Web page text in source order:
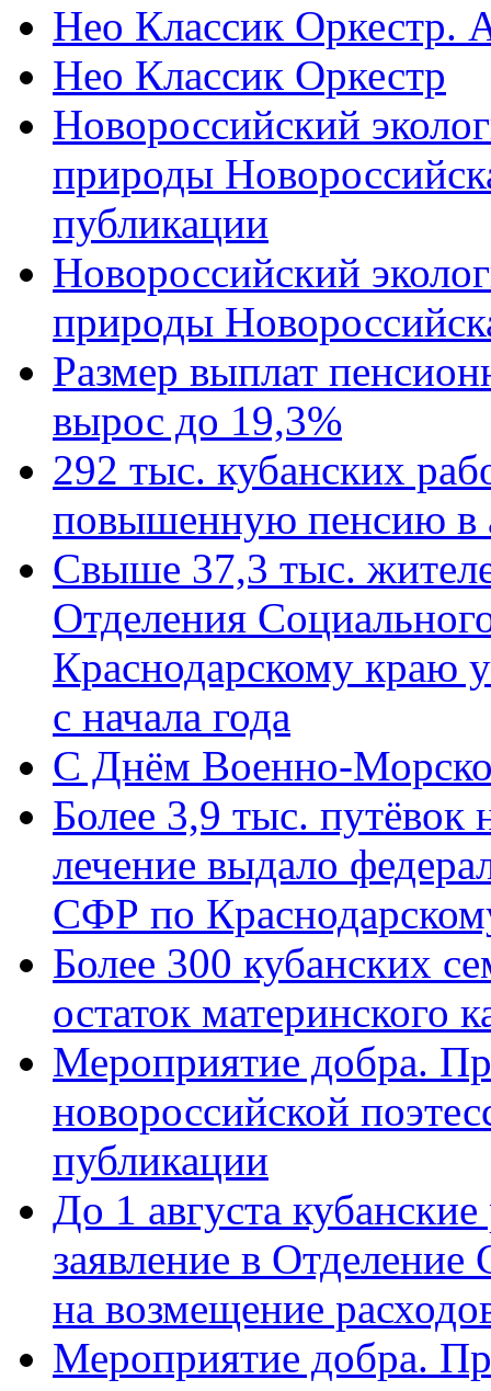
Нео Классик Оркестр.
Нео Классик Оркестр
Новороссийский
природы
публикации
Новороссийский
природы
Размер выплат
вырос до 19,3%
292 тыс. кубанских
повышенную пенсию в
Свыше 37,3 тыс.
Отделения
Краснодарскому краю
с начала года
C Днём Военно-
Более 3,9 тыс. путёвок
лечение выдало
СФР по
Более 300 кубанских
остаток материнского
Мероприятие добра.
новороссийской
публикации
До 1 августа
заявление в
на возмещение
Мероприятие добра.